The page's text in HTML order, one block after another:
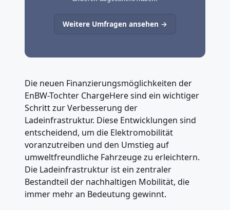
Weitere Umfragen ansehen →
Die neuen Finanzierungsmöglichkeiten der
EnBW-Tochter ChargeHere sind ein wichtiger
Schritt zur Verbesserung der
Ladeinfrastruktur. Diese Entwicklungen sind
entscheidend, um die Elektromobilität
voranzutreiben und den Umstieg auf
umweltfreundliche Fahrzeuge zu erleichtern.
Die Ladeinfrastruktur ist ein zentraler
Bestandteil der nachhaltigen Mobilität, die
immer mehr an Bedeutung gewinnt.